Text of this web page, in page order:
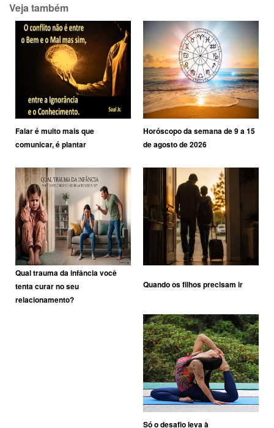
Veja também
Falar é muito mais que
comunicar, é plantar
Horóscopo da semana de 9 a 15
de agosto de 2026
Qual trauma da infância você
tenta curar no seu
relacionamento?
Quando os filhos precisam ir
Só o desafio leva à